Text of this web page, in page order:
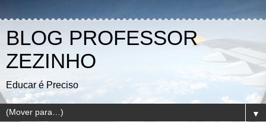
BLOG PROFESSOR
ZEZINHO
Educar é Preciso
▼